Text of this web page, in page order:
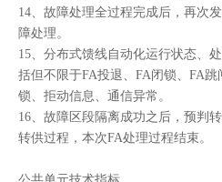
14、 故障处理全过程完成后，再次
障处理。
15、 分布式馈线自动化运行状态、
括但不限于FA投退、FA闭锁、FA
锁、拒动信息、通信异常。
16、 故障区段隔离成功之后，预判
转供过程，本次FA处理过程结束。